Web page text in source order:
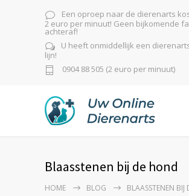
Een oproep naar de dierenarts
2 euro per minuut! Geen bijkomende
achteraf!
U heeft onmiddellijk een
lijn!
0904 88 505 (2 euro per minuut)
Blaasstenen bij de hond
HOME BLOG BLAASSTENEN